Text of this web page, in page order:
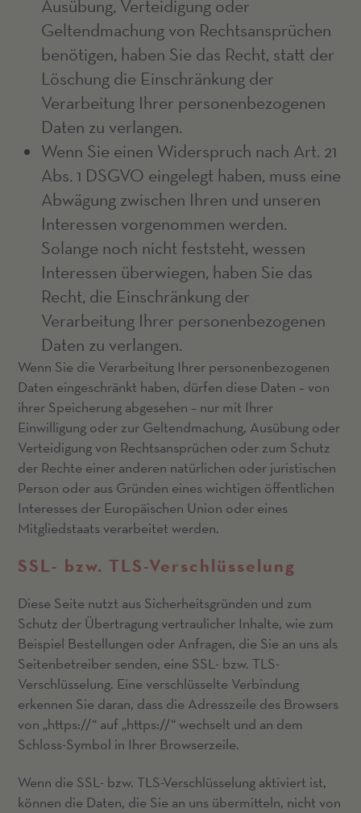
Ausübung, Verteidigung oder
Geltendmachung von Rechtsansprüchen
benötigen, haben Sie das Recht, statt der
Löschung die Einschränkung der
Verarbeitung Ihrer personenbezogenen
Daten zu verlangen.
Wenn Sie einen Widerspruch nach Art. 21
Abs. 1 DSGVO eingelegt haben, muss eine
Abwägung zwischen Ihren und unseren
Interessen vorgenommen werden.
Solange noch nicht feststeht, wessen
Interessen überwiegen, haben Sie das
Recht, die Einschränkung der
Verarbeitung Ihrer personenbezogenen
Daten zu verlangen.
Wenn Sie die Verarbeitung Ihrer personenbezogenen
Daten eingeschränkt haben, dürfen diese Daten – von
ihrer Speicherung abgesehen – nur mit Ihrer
Einwilligung oder zur Geltendmachung, Ausübung oder
Verteidigung von Rechtsansprüchen oder zum Schutz
der Rechte einer anderen natürlichen oder juristischen
Person oder aus Gründen eines wichtigen öffentlichen
Interesses der Europäischen Union oder eines
Mitgliedstaats verarbeitet werden.
SSL- bzw. TLS-Verschlüsselung
Diese Seite nutzt aus Sicherheitsgründen und zum
Schutz der Übertragung vertraulicher Inhalte, wie zum
Beispiel Bestellungen oder Anfragen, die Sie an uns als
Seitenbetreiber senden, eine SSL- bzw. TLS-
Verschlüsselung. Eine verschlüsselte Verbindung
erkennen Sie daran, dass die Adresszeile des Browsers
von „https://“ auf „https://“ wechselt und an dem
Schloss-Symbol in Ihrer Browserzeile.
Wenn die SSL- bzw. TLS-Verschlüsselung aktiviert ist,
können die Daten, die Sie an uns übermitteln, nicht von